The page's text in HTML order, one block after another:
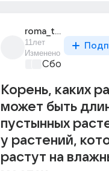
roma_tsekvava_1
11лет
Изменено
Сборная
Корень, каких
может быть
пустынных
у растений,
растут на